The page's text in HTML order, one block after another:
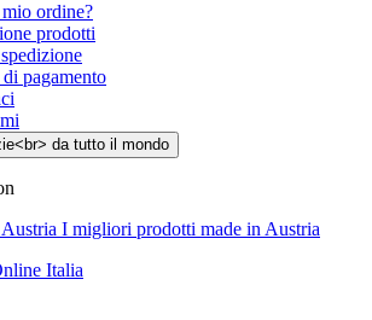
ordine?
prodotti
pagamento
I migliori prodotti made in Austria